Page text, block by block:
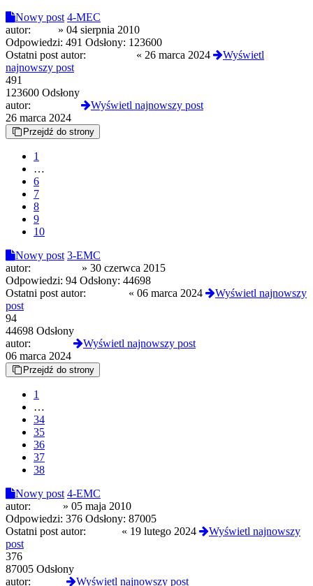
Nowy post 4-MEC
autor:
» 04 sierpnia 2010
Odpowiedzi: 491 Odsłony: 123600
Ostatni post autor:
« 26 marca 2024
Wyświetl
najnowszy post
491
123600 Odsłony
autor:
Wyświetl najnowszy post
26 marca 2024
Przejdź do strony
1
…
6
7
8
9
10
Nowy post 3-EMC
autor:
» 30 czerwca 2015
Odpowiedzi: 94 Odsłony: 44698
Ostatni post autor:
« 06 marca 2024
Wyświetl najnowszy
post
94
44698 Odsłony
autor:
Wyświetl najnowszy post
06 marca 2024
Przejdź do strony
1
…
34
35
36
37
38
Nowy post 4-EMC
autor:
» 05 maja 2010
Odpowiedzi: 376 Odsłony: 87005
Ostatni post autor:
« 19 lutego 2024
Wyświetl najnowszy
post
376
87005 Odsłony
autor:
Wyświetl najnowszy post